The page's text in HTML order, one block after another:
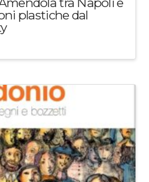
plastiche dal